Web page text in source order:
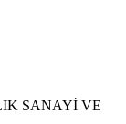
SANAYİ VE